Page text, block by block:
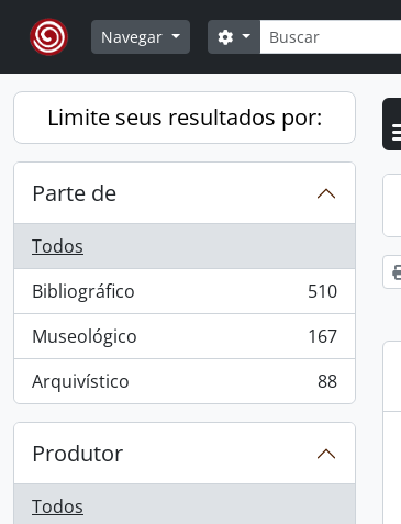
Skip to main content
Navegar
Buscar
Opções de busca
Limite seus resultados por:
Parte de
Todos
Bibliográfico
, 510 resultados
510
Museológico
, 167 resultados
167
Arquivístico
, 88 resultados 88
Produtor
Todos